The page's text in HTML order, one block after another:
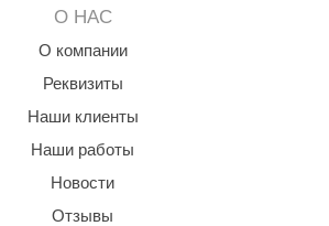
О НАС
О компании
Реквизиты
Наши клиенты
Наши работы
Новости
Отзывы